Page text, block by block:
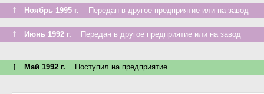
↑ Ноябрь 1995 г. Передан в другое предприятие или на завод
↑ Июнь 1992 г. Передан в другое предприятие или на завод
↑ Май 1992 г. Поступил на предприятие